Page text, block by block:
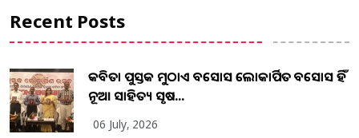
Recent Posts
କବିତା ପୁସ୍ତକ ମୁଠାଏ ଅବସୋସ ଲୋକାର୍ପିତ ଅବସୋସ ହିଁ
ନୂଆ ସାହିତ୍ୟ ସୃଷ...
06 July, 2026